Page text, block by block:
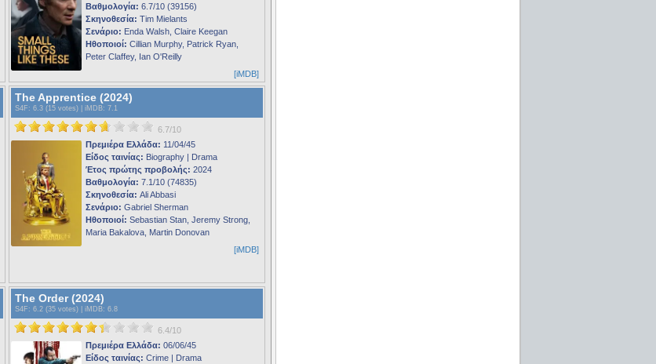
Βαθμολογία: 6.7/10 (39156)
Σκηνοθεσία: Tim Mielants
Σενάριο: Enda Walsh, Claire Keegan
Ηθοποιοί: Cillian Murphy, Patrick Ryan,
Peter Claffey, Ian O'Reilly
[iMDB]
The Apprentice (2024)
S4F : 6.3 (15 votes) | iMDB: 7.1
6.7/10
Πρεμιέρα Ελλάδα: 11/04/45
Είδος ταινίας: Biography | Drama
Έτος πρώτης προβολής: 2024
Βαθμολογία: 7.1/10 (74835)
Σκηνοθεσία: Ali Abbasi
Σενάριο: Gabriel Sherman
Ηθοποιοί: Sebastian Stan, Jeremy Strong,
Maria Bakalova, Martin Donovan
[iMDB]
The Order (2024)
S4F : 6.2 (35 votes) | iMDB: 6.8
6.4/10
Πρεμιέρα Ελλάδα: 06/06/45
Είδος ταινίας: Crime | Drama